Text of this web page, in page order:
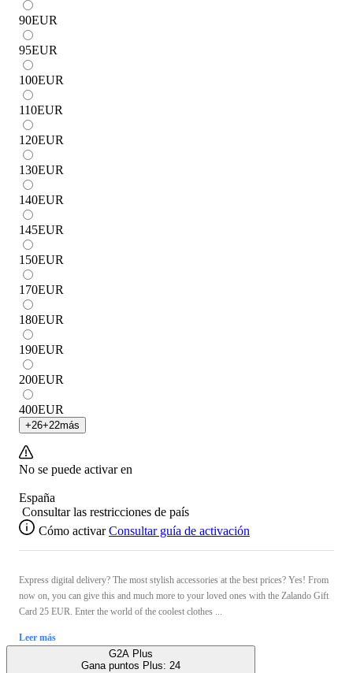
90EUR
95EUR
100EUR
110EUR
120EUR
130EUR
140EUR
145EUR
150EUR
170EUR
180EUR
190EUR
200EUR
400EUR
+26+22más
No se puede activar en
España
Consultar las restricciones de país
Cómo activar Consultar guía de activación
Express digital delivery? The most stylish accessories at the best prices? Yes! From
now on, you can give this and much more to your loved ones with the Zalando Gift
Card 25 EUR. Enter the world of the coolest clothes ...
Leer más
G2A Plus
Gana puntos Plus: 24